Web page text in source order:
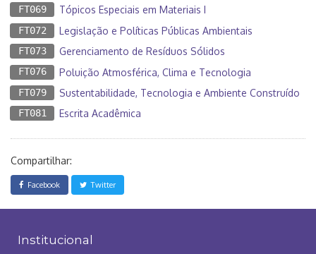
FT069 Tópicos Especiais em Materiais I
FT072 Legislação e Políticas Públicas Ambientais
FT073 Gerenciamento de Resíduos Sólidos
FT076 Poluição Atmosférica, Clima e Tecnologia
FT079 Sustentabilidade, Tecnologia e Ambiente Construído
FT081 Escrita Acadêmica
Compartilhar:
Facebook Twitter
Institucional